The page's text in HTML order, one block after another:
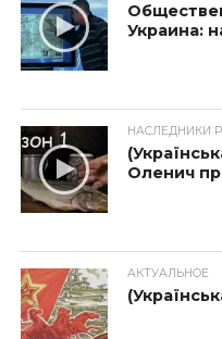
Украина:
НАСЛЕДНИКИ
Оленич
АКТУАЛЬНОЕ